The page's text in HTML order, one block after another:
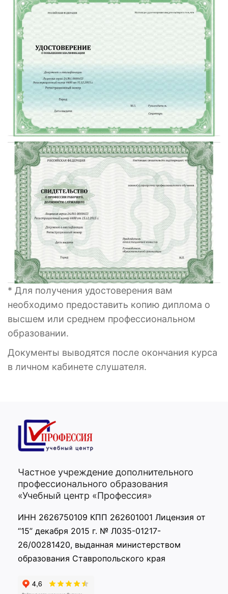
* Для получения удостоверения вам
необходимо предоставить копию диплома о
высшем или среднем профессиональном
образовании.
Документы выводятся после окончания курса
в личном кабинете слушателя.
Частное учреждение дополнительного
профессионального образования
«Учебный центр «Профессия»
ИНН 2626750109 КПП 262601001 Лицензия от
“15” декабря 2015 г. № Л035-01217-
26/00281420, выданная министерством
образования Ставропольского края